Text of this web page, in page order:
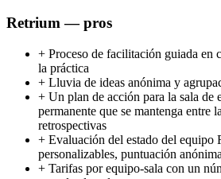
Retrium — pros
+ Proceso de facilitación guiada en
la práctica
+ Lluvia de ideas anónima y
+ Un plan de acción para la sala de
permanente que se mantenga entre
retrospectivas
+ Evaluación del estado del equipo
personalizables, puntuación
+ Tarifas por equipo-sala con un